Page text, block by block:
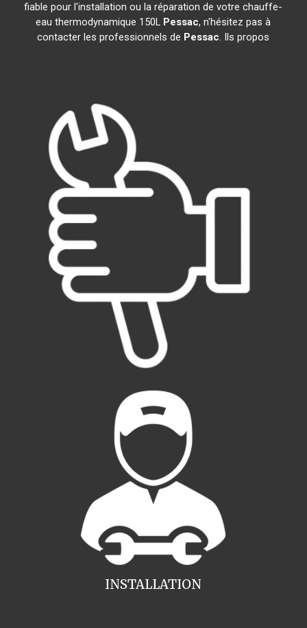
fiable pour l'installation ou la réparation de votre chauffe-
eau thermodynamique 150L Pessac, n'hésitez pas à
contacter les professionnels de Pessac. Ils propos
INSTALLATION